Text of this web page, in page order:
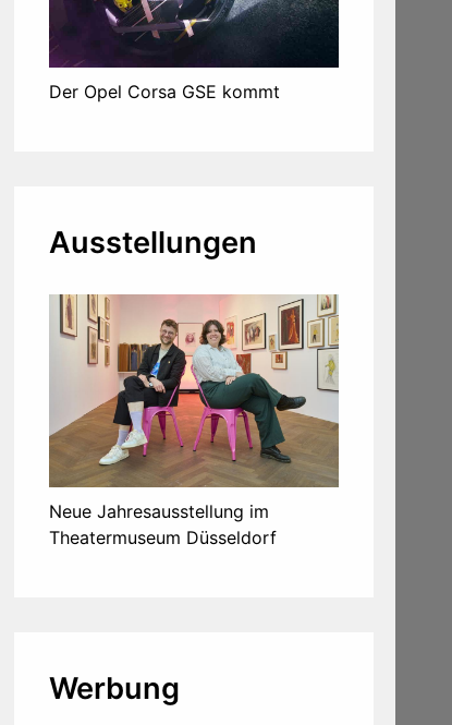
Der Opel Corsa GSE kommt
Ausstellungen
Neue Jahresausstellung im
Theatermuseum Düsseldorf
Werbung